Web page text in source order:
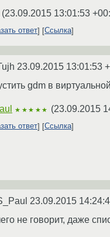
(23.09.2015 13:01:53
ответ
Ссылка
23.09.2015 13:01:53
gdm в
★★★★★ (23.09.2015
ответ Ссылка
23.09.2015
не говорит, даже